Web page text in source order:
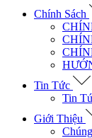
Chính Sách
Tin Tức
Tin
Giới Thiệu